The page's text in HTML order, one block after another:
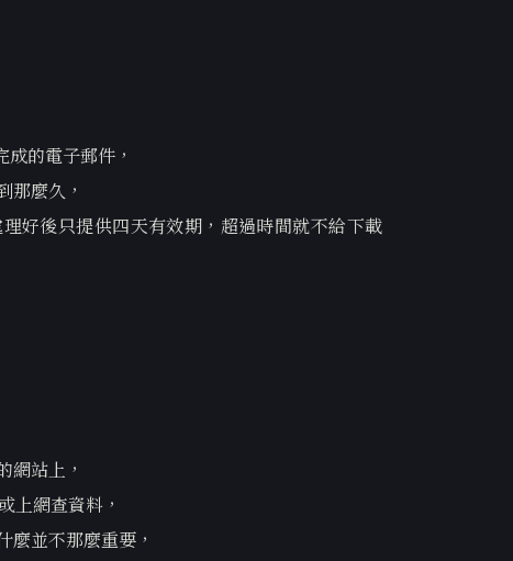
的電子郵件，
那麼久，
好後只提供四天有效期，超過時間就不給下載
網站上，
上網查資料，
麼並不那麼重要，